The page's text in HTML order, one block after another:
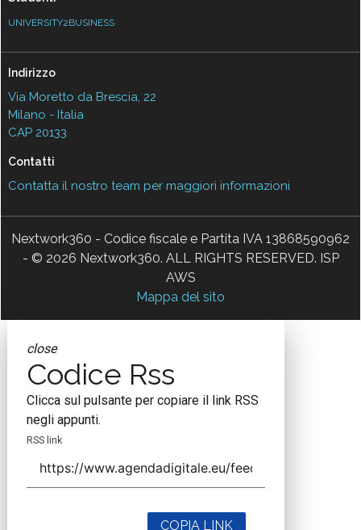
UNIVERSITY2BUSINESS
Indirizzo
Via Moretto da Brescia, 22
Milano - Italia
CAP 20133
Contatti
Contatta il nostro team per maggiori informazioni
Nextwork360 - Codice fiscale e Partita IVA 13868590962
- © 2026 Nextwork360. ALL RIGHTS RESERVED. ISP
AWS
Mappa del sito
close
Codice Rss
Clicca sul pulsante per copiare il link RSS
negli appunti.
RSS link
COPIA LINK